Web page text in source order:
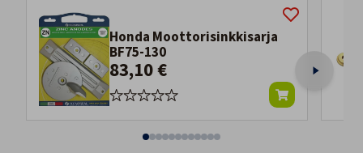
Honda Moottorisinkkisarja
BF75-130
83,10 €